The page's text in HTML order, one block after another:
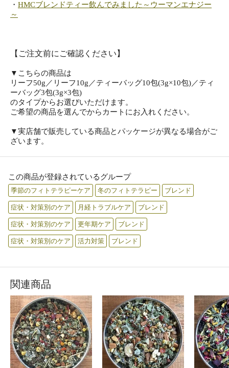
・ HMCブレンドティー飲んでみました～ウーマンエナジー
～
【ご注文前にご確認ください】
▼こちらの商品は
リーフ50g／リーフ10g／ティーバッグ10包(3g×10包)／ティ
ーバッグ3包(3g×3包)
のタイプからお選びいただけます。
ご希望の商品を選んでからカートにお入れください。
▼実店舗で販売している商品とパッケージが異なる場合がご
ざいます。
この商品が登録されているグループ
季節のフィトテラピーケア 冬のフィトテラピー ブレンド
症状・対策別のケア 月経トラブルケア ブレンド
症状・対策別のケア 更年期ケア ブレンド
症状・対策別のケア 活力対策 ブレンド
関連商品